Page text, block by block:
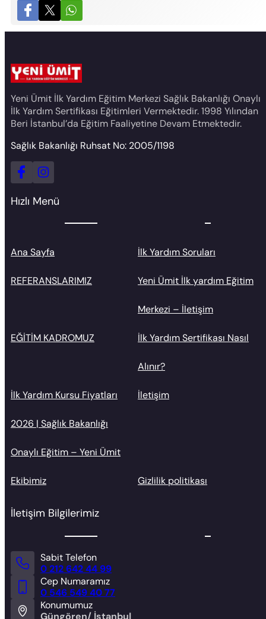
Yeni Ümit İlk Yardım Eğitim Merkezi Sağlık Bakanlığı Onaylı
İlk Yardım Sertifikası Eğitimleri Vermektedir. 1998 Yılından
Beri İstanbul’da Eğitim Faaliyetine Devam Etmektedir.
Sağlık Bakanlığı Ruhsat No: 2005/1198
Hızlı Menü
Ana Sayfa İlk Yardım Soruları
REFERANSLARIMIZ Yeni Ümit İlk yardım Eğitim
Merkezi – İletişim
EĞİTİM KADROMUZ İlk Yardım Sertifikası Nasıl
Alınır?
İlk Yardım Kursu Fiyatları
2026 | Sağlık Bakanlığı
Onaylı Eğitim – Yeni Ümit
İletişim
Ekibimiz Gizlilik politikası
İletişim Bilgilerimiz
Sabit Telefon
0 212 642 44 99
Cep Numaramız
0 546 549 40 77
Konumumuz
Güngören/ İstanbul